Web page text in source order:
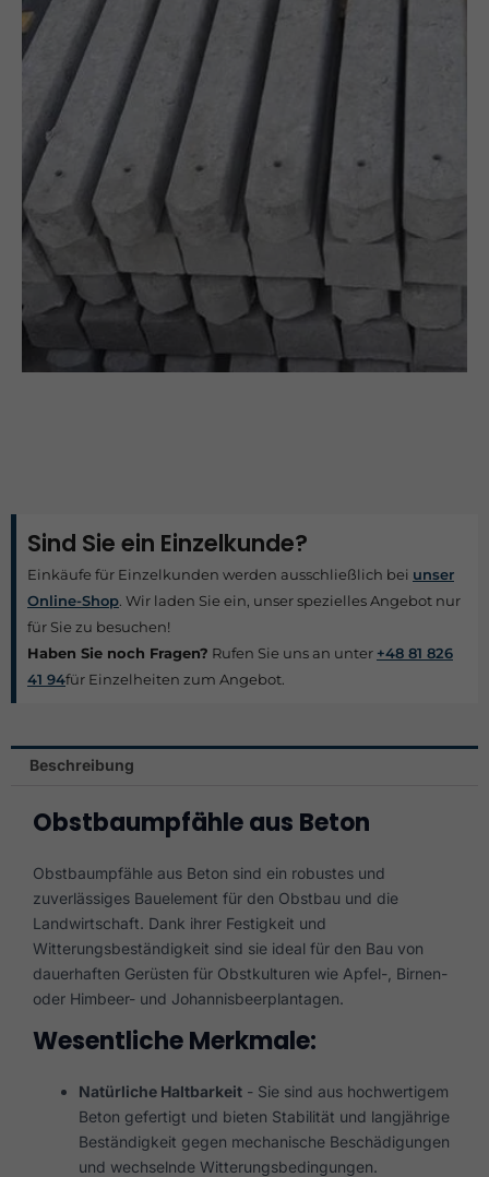
Sind Sie ein Einzelkunde?
Einkäufe für Einzelkunden werden ausschließlich bei unser
Online-Shop. Wir laden Sie ein, unser spezielles Angebot nur
für Sie zu besuchen!
Haben Sie noch Fragen? Rufen Sie uns an unter +48 81 826
41 94für Einzelheiten zum Angebot.
Beschreibung
Obstbaumpfähle aus Beton
Obstbaumpfähle aus Beton sind ein robustes und
zuverlässiges Bauelement für den Obstbau und die
Landwirtschaft. Dank ihrer Festigkeit und
Witterungsbeständigkeit sind sie ideal für den Bau von
dauerhaften Gerüsten für Obstkulturen wie Apfel-, Birnen-
oder Himbeer- und Johannisbeerplantagen.
Wesentliche Merkmale:
Natürliche Haltbarkeit - Sie sind aus hochwertigem
Beton gefertigt und bieten Stabilität und langjährige
Beständigkeit gegen mechanische Beschädigungen
und wechselnde Witterungsbedingungen.